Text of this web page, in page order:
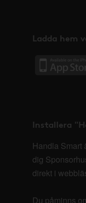
Ladda hem
Installera
Handla Smart
dig
direkt i
Du påminns